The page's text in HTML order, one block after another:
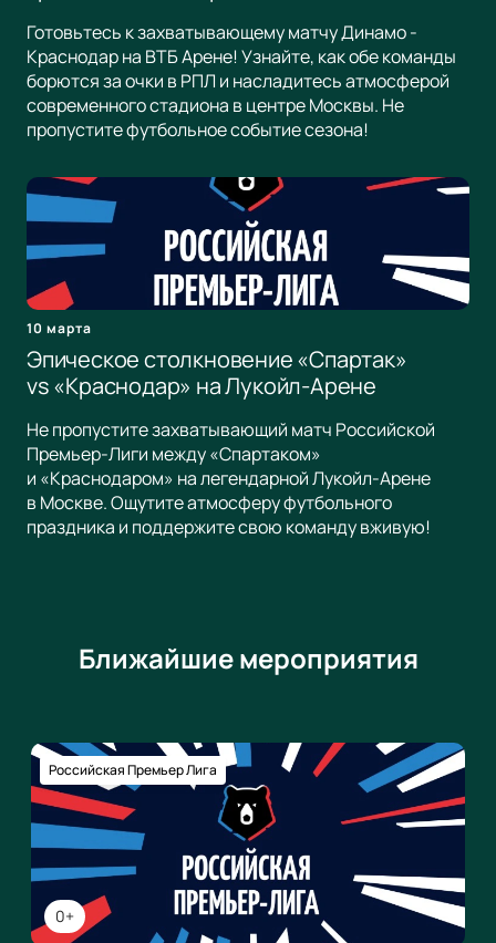
Готовьтесь к захватывающему матчу Динамо -
Краснодар на ВТБ Арене! Узнайте, как обе команды
борются за очки в РПЛ и насладитесь атмосферой
современного стадиона в центре Москвы. Не
пропустите футбольное событие сезона!
10 марта
Эпическое столкновение «Спартак»
vs «Краснодар» на Лукойл-Арене
Не пропустите захватывающий матч Российской
Премьер-Лиги между «Спартаком»
и «Краснодаром» на легендарной Лукойл-Арене
в Москве. Ощутите атмосферу футбольного
праздника и поддержите свою команду вживую!
Ближайшие мероприятия
0+
Российская Премьер Лига